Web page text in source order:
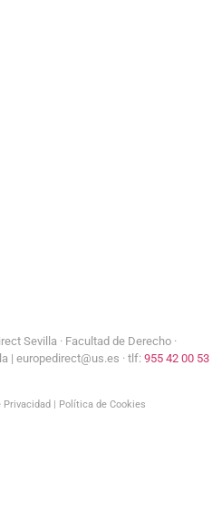
Sevilla · Facultad de Derecho ·
| europedirect@us.es · tlf: 955 42 00 53
Privacidad Política de Cookies